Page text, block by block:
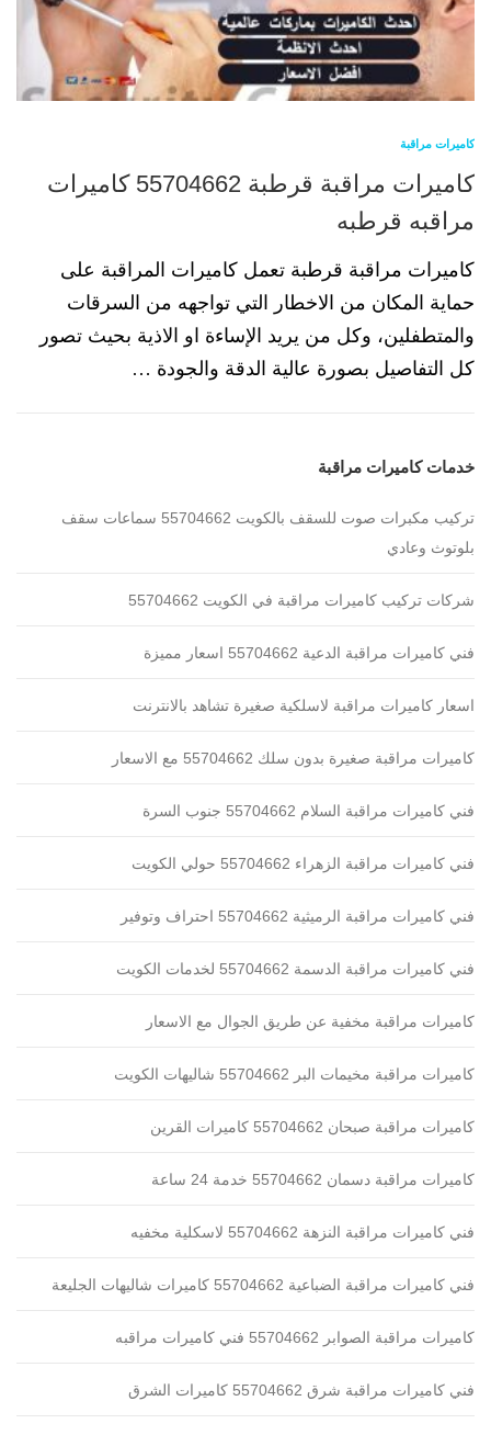
كاميرات مراقبة
كاميرات مراقبة قرطبة 55704662 كاميرات
مراقبه قرطبه
كاميرات مراقبة قرطبة تعمل كاميرات المراقبة على
حماية المكان من الاخطار التي تواجهه من السرقات
والمتطفلين، وكل من يريد الإساءة او الاذية بحيث تصور
كل التفاصيل بصورة عالية الدقة والجودة …
خدمات كاميرات مراقبة
تركيب مكبرات صوت للسقف بالكويت 55704662 سماعات سقف
بلوتوث وعادي
شركات تركيب كاميرات مراقبة في الكويت 55704662
فني كاميرات مراقبة الدعية 55704662 اسعار مميزة
اسعار كاميرات مراقبة لاسلكية صغيرة تشاهد بالانترنت
كاميرات مراقبة صغيرة بدون سلك 55704662 مع الاسعار
فني كاميرات مراقبة السلام 55704662 جنوب السرة
فني كاميرات مراقبة الزهراء 55704662 حولي الكويت
فني كاميرات مراقبة الرميثية 55704662 احتراف وتوفير
فني كاميرات مراقبة الدسمة 55704662 لخدمات الكويت
كاميرات مراقبة مخفية عن طريق الجوال مع الاسعار
كاميرات مراقبة مخيمات البر 55704662 شاليهات الكويت
كاميرات مراقبة صبحان 55704662 كاميرات القرين
كاميرات مراقبة دسمان 55704662 خدمة 24 ساعة
فني كاميرات مراقبة النزهة 55704662 لاسكلية مخفيه
فني كاميرات مراقبة الضباعية 55704662 كاميرات شاليهات الجليعة
كاميرات مراقبة الصوابر 55704662 فني كاميرات مراقبه
فني كاميرات مراقبة شرق 55704662 كاميرات الشرق